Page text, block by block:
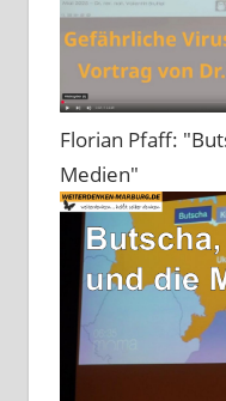
Florian Pfaff:
Medien"